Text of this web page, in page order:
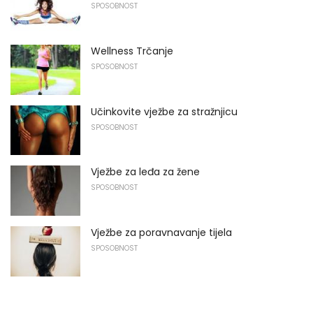
SPOSOBNOST
Wellness Trčanje
SPOSOBNOST
Učinkovite vježbe za stražnjicu
SPOSOBNOST
Vježbe za leđa za žene
SPOSOBNOST
Vježbe za poravnavanje tijela
SPOSOBNOST